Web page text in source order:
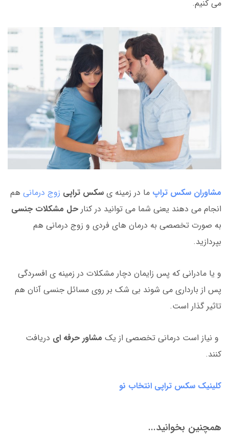
می کنیم.
مشاوران سکس تراپ ما در زمینه ی سکس تراپی زوج درمانی هم
انجام می دهند یعنی شما می توانید در کنار حل مشکلات جنسی
به صورت تخصصی به درمان های فردی و زوج درمانی هم
بپردازید.
و یا مادرانی که پس زایمان دچار مشکلات در زمینه ی افسردگی
پس از بارداری می شوند بی شک بر روی مسائل جنسی آنان هم
تاثیر گذار است.
و نیاز است درمانی تخصصی از یک مشاور حرفه ای دریافت
کنند.
کلینیک سکس تراپی انتخاب نو
همچنین بخوانید...